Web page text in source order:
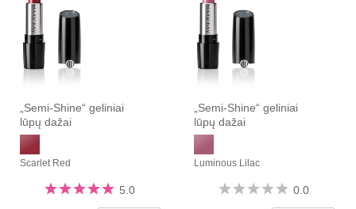
„Semi-Shine“ geliniai
lūpų dažai
Scarlet Red
5.0
„Semi-Shine“ geliniai
lūpų dažai
Luminous Lilac
0.0